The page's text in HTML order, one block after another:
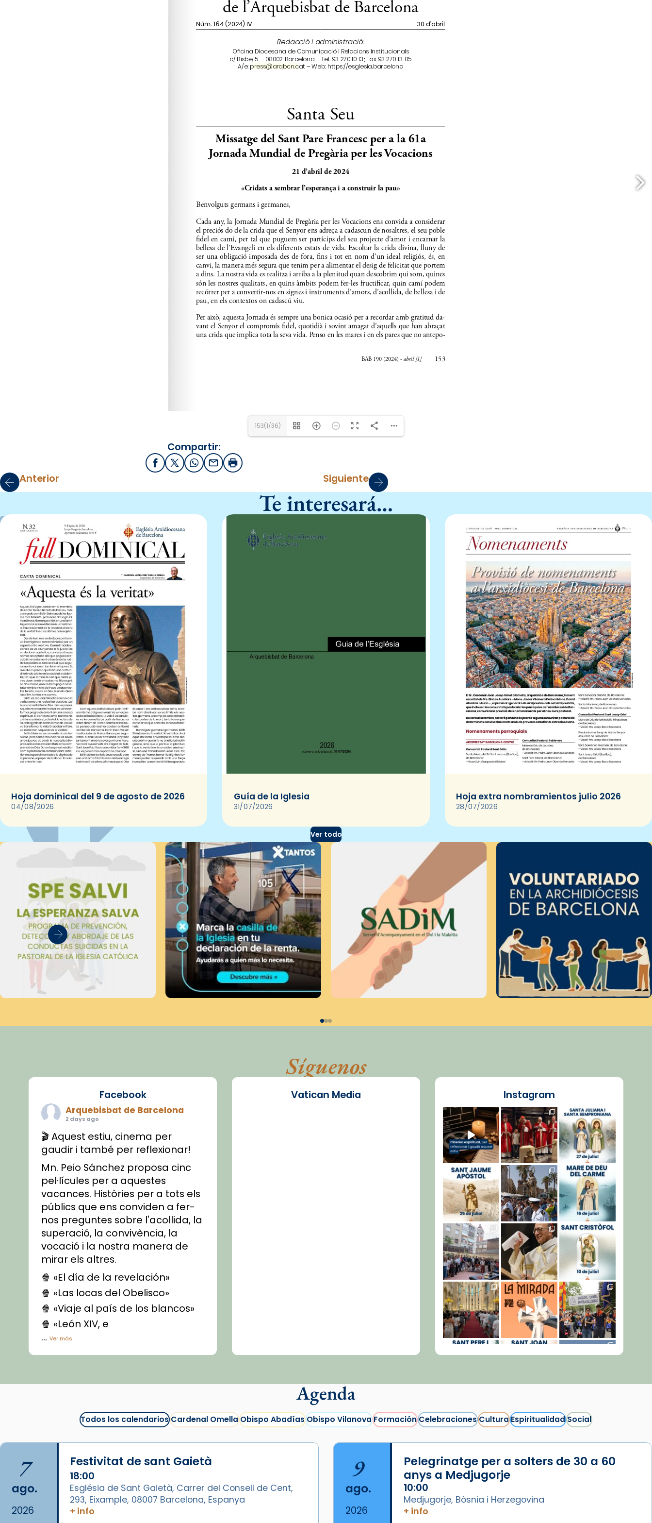
A/e: press@arqbcn.cat – Web: https://esglesia.barcelona
153(1/36)
Compartir:
FacebookX / Twitter
WhatsApp
EmailImprimir
Anterior Siguiente
Te interesará…
Hoja dominical del 9 de agosto de 2026
04/08/2026
Guía de la Iglesia
31/07/2026
Hoja extra nombramientos julio 2026
28/07/2026
Ver todo
Síguenos
Facebook
Arquebisbat de Barcelona
2 days ago
🎬 Aquest estiu, cinema per
gaudir i també per reflexionar!
Mn. Peio Sánchez proposa cinc
pel·lícules per a aquestes
vacances. Històries per a tots els
públics que ens conviden a fer-
nos preguntes sobre l'acollida, la
superació, la convivència, la
vocació i la nostra manera de
mirar els altres.
🍿 «El día de la revelación»
🍿 «Las locas del Obelisco»
🍿 «Viaje al país de los blancos»
🍿 «León XIV, e
...Ver más
Vídeo
La Carmina va patir depressió.
arribar el seu testimoni al papa
Lleó XIV.
Recupera l'entrevista
compVatican News tican News 👇
Vatican Media Instagram
Cargar más...
Agenda
Todos los calendariosCardenal OmellaObispo AbadíasObispo VilanovaFormaciónCelebracionesCulturaEspiritualidadSocial
7
ago.
2026
Festivitat de sant Gaietà
18:00
Església de Sant Gaietà, Carrer del Consell de Cent,
293, Eixample, 08007 Barcelona, Espanya
+ info
9
ago.
2026
Pelegrinatge per a solters de 30 a 60
anys a Medjugorje
10:00
Medjugorje, Bòsnia i Herzegovina
+ info